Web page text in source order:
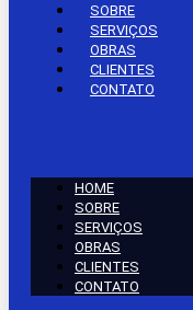
SOBRE
SERVIÇOS
OBRAS
CLIENTES
CONTATO
HOME
SOBRE
SERVIÇOS
OBRAS
CLIENTES
CONTATO